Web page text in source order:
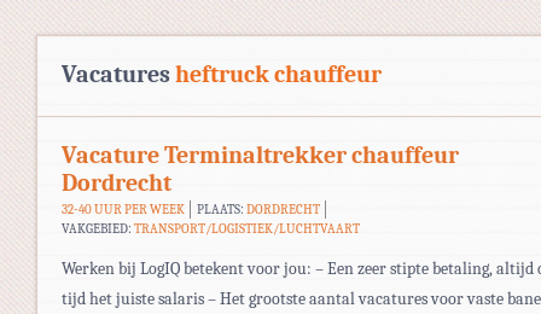
Vacaturesheftruck chauffeur
Vacature Terminaltrekker chauffeur
Dordrecht
32-40 UUR PER WEEK PLAATS: DORDRECHT
VAKGEBIED: TRANSPORT/LOGISTIEK/LUCHTVAART
Werken bij LogIQ betekent voor jou: – Een zeer stipte betaling, altijd
tijd het juiste salaris – Het grootste aantal vacatures voor vaste